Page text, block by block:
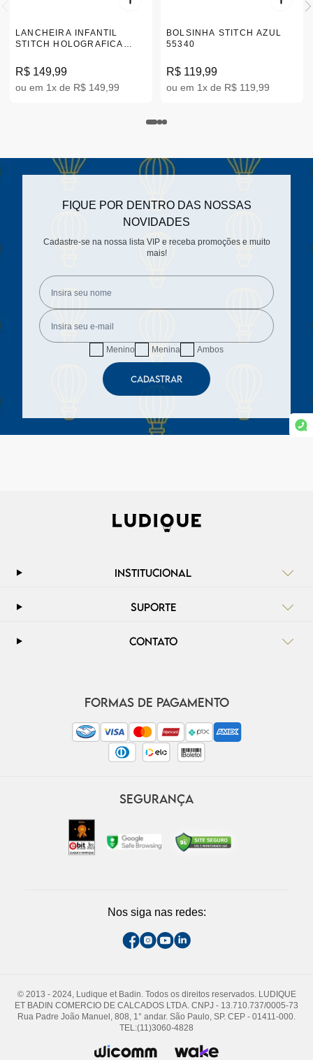
LANCHEIRA INFANTIL
STITCH HOLOGRAFICA
R$ 149,99
ou em 1x de R$ 149,99
BOLSINHA STITCH AZUL
55340
R$ 119,99
ou em 1x de R$ 119,99
FIQUE POR DENTRO DAS NOSSAS
NOVIDADES
Cadastre-se na nossa lista VIP e receba promoções e muito
mais!
Menino Menina Ambos
CADASTRAR
INSTITUCIONAL
SUPORTE
CONTATO
FORMAS DE PAGAMENTO
SEGURANÇA
Nos siga nas redes:
© 2013 - 2024, Ludique et Badin. Todos os direitos reservados. LUDIQUE
ET BADIN COMERCIO DE CALCADOS LTDA. CNPJ - 13.710.737/0005-73
Rua Padre João Manuel, 808, 1° andar. São Paulo, SP. CEP - 01411-000.
TEL:(11)3060-4828